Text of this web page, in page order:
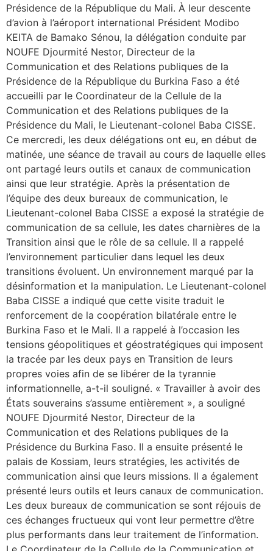
Présidence de la République du Mali. À leur descente
d’avion à l’aéroport international Président Modibo
KEITA de Bamako Sénou, la délégation conduite par
NOUFE Djourmité Nestor, Directeur de la
Communication et des Relations publiques de la
Présidence de la République du Burkina Faso a été
accueilli par le Coordinateur de la Cellule de la
Communication et des Relations publiques de la
Présidence du Mali, le Lieutenant-colonel Baba CISSE.
Ce mercredi, les deux délégations ont eu, en début de
matinée, une séance de travail au cours de laquelle elles
ont partagé leurs outils et canaux de communication
ainsi que leur stratégie. Après la présentation de
l’équipe des deux bureaux de communication, le
Lieutenant-colonel Baba CISSE a exposé la stratégie de
communication de sa cellule, les dates charnières de la
Transition ainsi que le rôle de sa cellule. Il a rappelé
l’environnement particulier dans lequel les deux
transitions évoluent. Un environnement marqué par la
désinformation et la manipulation. Le Lieutenant-colonel
Baba CISSE a indiqué que cette visite traduit le
renforcement de la coopération bilatérale entre le
Burkina Faso et le Mali. Il a rappelé à l’occasion les
tensions géopolitiques et géostratégiques qui imposent
la tracée par les deux pays en Transition de leurs
propres voies afin de se libérer de la tyrannie
informationnelle, a-t-il souligné. « Travailler à avoir des
États souverains s’assume entièrement », a souligné
NOUFE Djourmité Nestor, Directeur de la
Communication et des Relations publiques de la
Présidence du Burkina Faso. Il a ensuite présenté le
palais de Kossiam, leurs stratégies, les activités de
communication ainsi que leurs missions. Il a également
présenté leurs outils et leurs canaux de communication.
Les deux bureaux de communication se sont réjouis de
ces échanges fructueux qui vont leur permettre d’être
plus performants dans leur traitement de l’information.